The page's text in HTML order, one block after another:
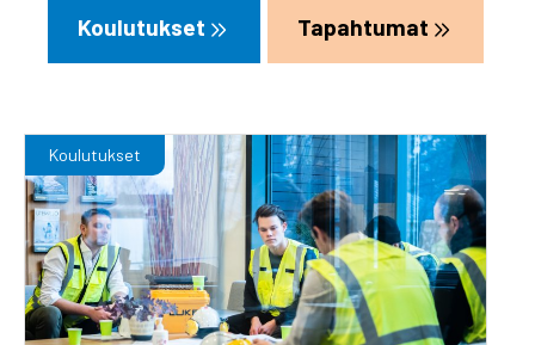
Koulutukset Tapahtumat
Koulutukset